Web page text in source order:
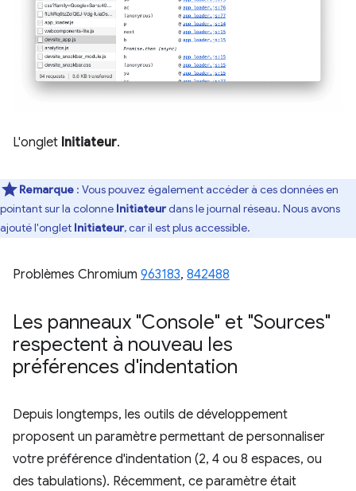
L'onglet Initiateur.
Remarque : Vous pouvez également accéder à ces données en
pointant sur la colonne Initiateurdans le journal réseau. Nous avons
ajouté l'onglet Initiateur, car il est plus accessible.
Problèmes Chromium 963183, 842488
Les panneaux "Console" et "Sources"
respectent à nouveau les
préférences d'indentation
Depuis longtemps, les outils de développement
proposent un paramètre permettant de personnaliser
votre préférence d'indentation (2, 4 ou 8 espaces, ou
des tabulations). Récemment, ce paramètre était